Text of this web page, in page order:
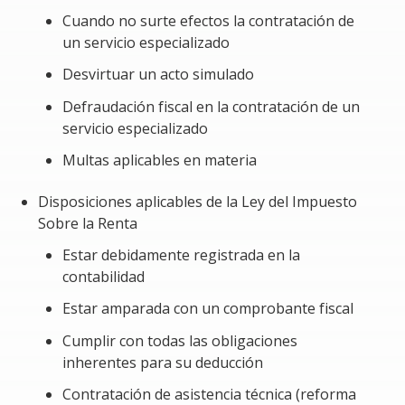
La contratación de un servicio o la ejecución de una
cliente que formaliza un contrato con un proveedor de
servicios. Este proveedor debe estar debidamente
inscrito en el Registro Público de Prestadores de
obligaciones laborales. Por lo tanto, el propósito de
este módulo es abordar los siguientes aspectos:
Evitar sanciones fiscales derivadas de la
realización de transacciones con proveedores que
están obligados a registrarse en el REPSE.
Mitigar el riesgo de incurrir en un delito de
defraudación fiscal.
Salvaguardar los intereses de la empresa
contratante, ya que si el contratista especializado
Cuando no surte efectos la contratación de
un servicio especializado
Desvirtuar un acto simulado
Defraudación fiscal en la contratación de un
servicio especializado
Multas aplicables en materia
Disposiciones aplicables de la Ley del Impuesto
Sobre la Renta
Estar debidamente registrada en la
contabilidad
Estar amparada con un comprobante fiscal
Cumplir con todas las obligaciones
inherentes para su deducción
Contratación de asistencia técnica (reforma